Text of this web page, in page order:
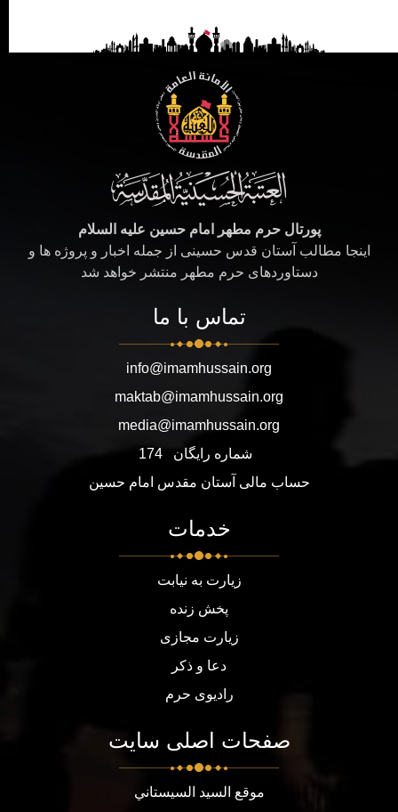
پورتال حرم مطهر امام حسین علیه السلام
اینجا مطالب آستان قدس حسینی از جمله اخبار و پروژه ها و
دستاوردهای حرم مطهر منتشر خواهد شد
تماس با ما
info@imamhussain.org
maktab@imamhussain.org
media@imamhussain.org
شماره رایگان
174
حساب مالی آستان مقدس امام حسین
خدمات
زیارت به نیابت
پخش زنده
زیارت مجازی
دعا و ذکر
رادیوی حرم
صفحات اصلی سایت
موقع السيد السيستاني